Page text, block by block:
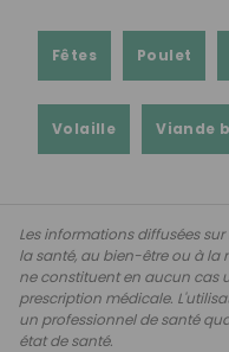
Fêtes Poulet
Volaille Viande
Les informations diffusées
la santé, au bien-être ou à la
ne constituent en aucun cas
prescription médicale.
un professionnel de santé
état de santé.